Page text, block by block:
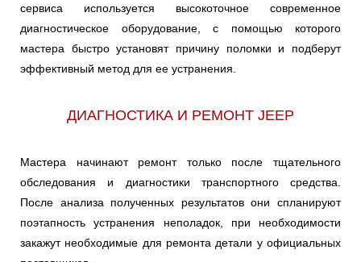
сервиса используется высокоточное современное
диагностическое оборудование, с помощью которого
мастера быстро установят причину поломки и подберут
эффективный метод для ее устранения.
ДИАГНОСТИКА И РЕМОНТ JEEP
Мастера начинают ремонт только после тщательного
обследования и диагностики транспортного средства.
После анализа полученных результатов они спланируют
поэтапность устранения неполадок, при необходимости
закажут необходимые для ремонта детали у официальных